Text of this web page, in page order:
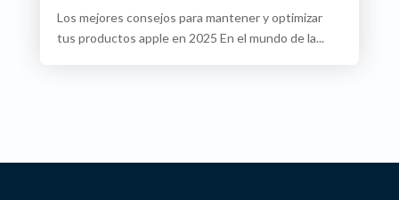
Los mejores consejos para mantener y optimizar
tus productos apple en 2025 En el mundo de la...